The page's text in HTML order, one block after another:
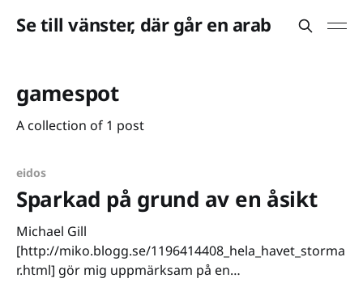
Se till vänster, där går en arab
gamespot
A collection of 1 post
eidos
Sparkad på grund av en åsikt
Michael Gill
[http://miko.blogg.se/1196414408_hela_havet_storma
r.html] gör mig uppmärksam på en